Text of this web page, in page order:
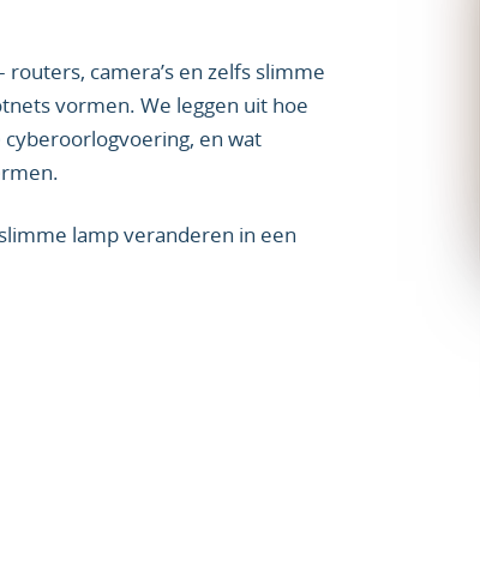
camera’s en zelfs slimme
vormen. We leggen uit hoe
en wat
lamp veranderen in een